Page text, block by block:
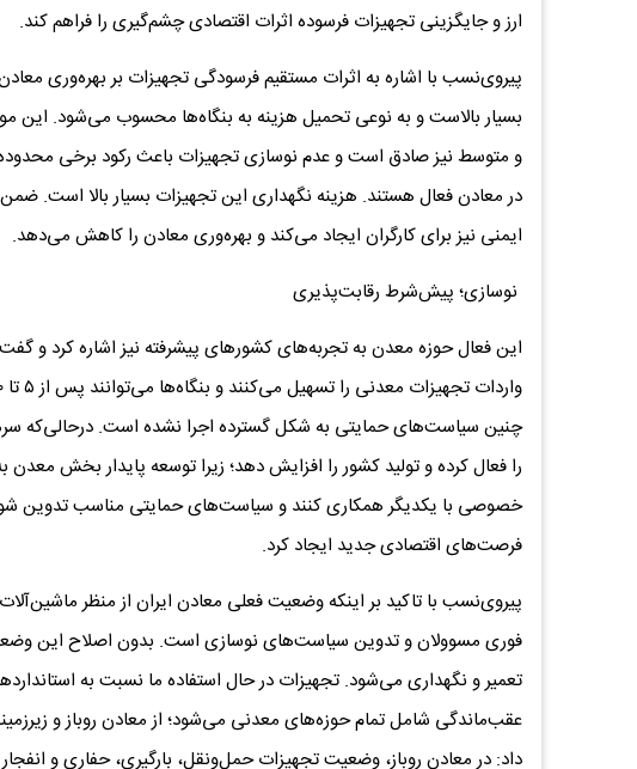
ارز و جایگزینی تجهیزات فرسوده اثرات اقتصادی چشم‌گیری را فراهم کند.
پیروی‌نسب با اشاره به اثرات مستقیم فرسودگی تجهیزات بر بهره‌وری
بسیار بالاست و به نوعی تحمیل هزینه به بنگاه‌ها محسوب می‌شود. این
در معادن فعال هستند. هزینه نگهداری این تجهیزات بسیار بالا است.
ایمنی نیز برای کارگران ایجاد می‌کند و بهره‌وری معادن را کاهش می‌دهد.
نوسازی؛ پیش‌شرط رقابت‌پذیری
این فعال حوزه معدن به تجربه‌های کشورهای پیشرفته نیز اشاره کرد و
چنین سیاست‌های حمایتی به شکل گسترده اجرا نشده است. درحالی‌که
را فعال کرده و تولید کشور را افزایش دهد؛ زیرا توسعه پایدار بخش
خصوصی با یکدیگر همکاری کنند و سیاست‌های حمایتی مناسب تدوین
فرصت‌های اقتصادی جدید ایجاد کرد.
پیروی‌نسب با تاکید بر اینکه وضعیت فعلی معادن ایران از منظر
فوری مسوولان و تدوین سیاست‌های نوسازی است. بدون اصلاح این
تعمیر و نگهداری می‌شود. تجهیزات در حال استفاده ما نسبت به
عقب‌ماندگی شامل تمام حوزه‌های معدنی می‌شود؛ از معادن روباز و
داد: در معادن روباز، وضعیت تجهیزات حمل‌ونقل، بارگیری، حفاری و